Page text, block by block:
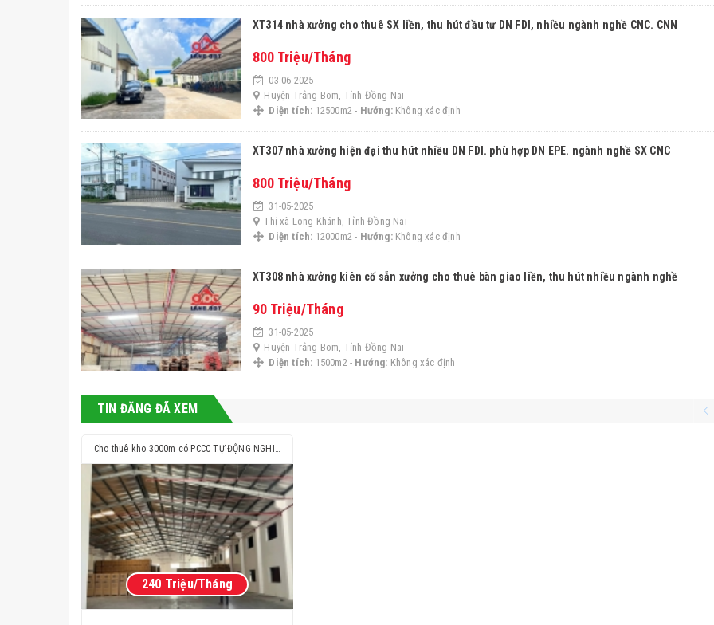
XT314 nhà xưởng cho thuê SX liền, thu hút đầu tư DN FDI, nhiều ngành nghề CNC. CNN
800 Triệu/Tháng
03-06-2025
Huyện Trảng Bom, Tỉnh Đồng Nai
Diện tích: 12500m2 - Hướng: Không xác định
XT307 nhà xưởng hiện đại thu hút nhiều DN FDI. phù hợp DN EPE. ngành nghề SX CNC
800 Triệu/Tháng
31-05-2025
Thị xã Long Khánh, Tỉnh Đồng Nai
Diện tích: 12000m2 - Hướng: Không xác định
XT308 nhà xưởng kiên cố sẵn xưởng cho thuê bàn giao liền, thu hút nhiều ngành nghề
90 Triệu/Tháng
31-05-2025
Huyện Trảng Bom, Tỉnh Đồng Nai
Diện tích: 1500m2 - Hướng: Không xác định
TIN ĐĂNG ĐÃ XEM
Cho thuê kho 3000m có PCCC TỰ ĐỘNG NGHIỆM THU GIÁ 7x.000đ/m2
240 Triệu/Tháng